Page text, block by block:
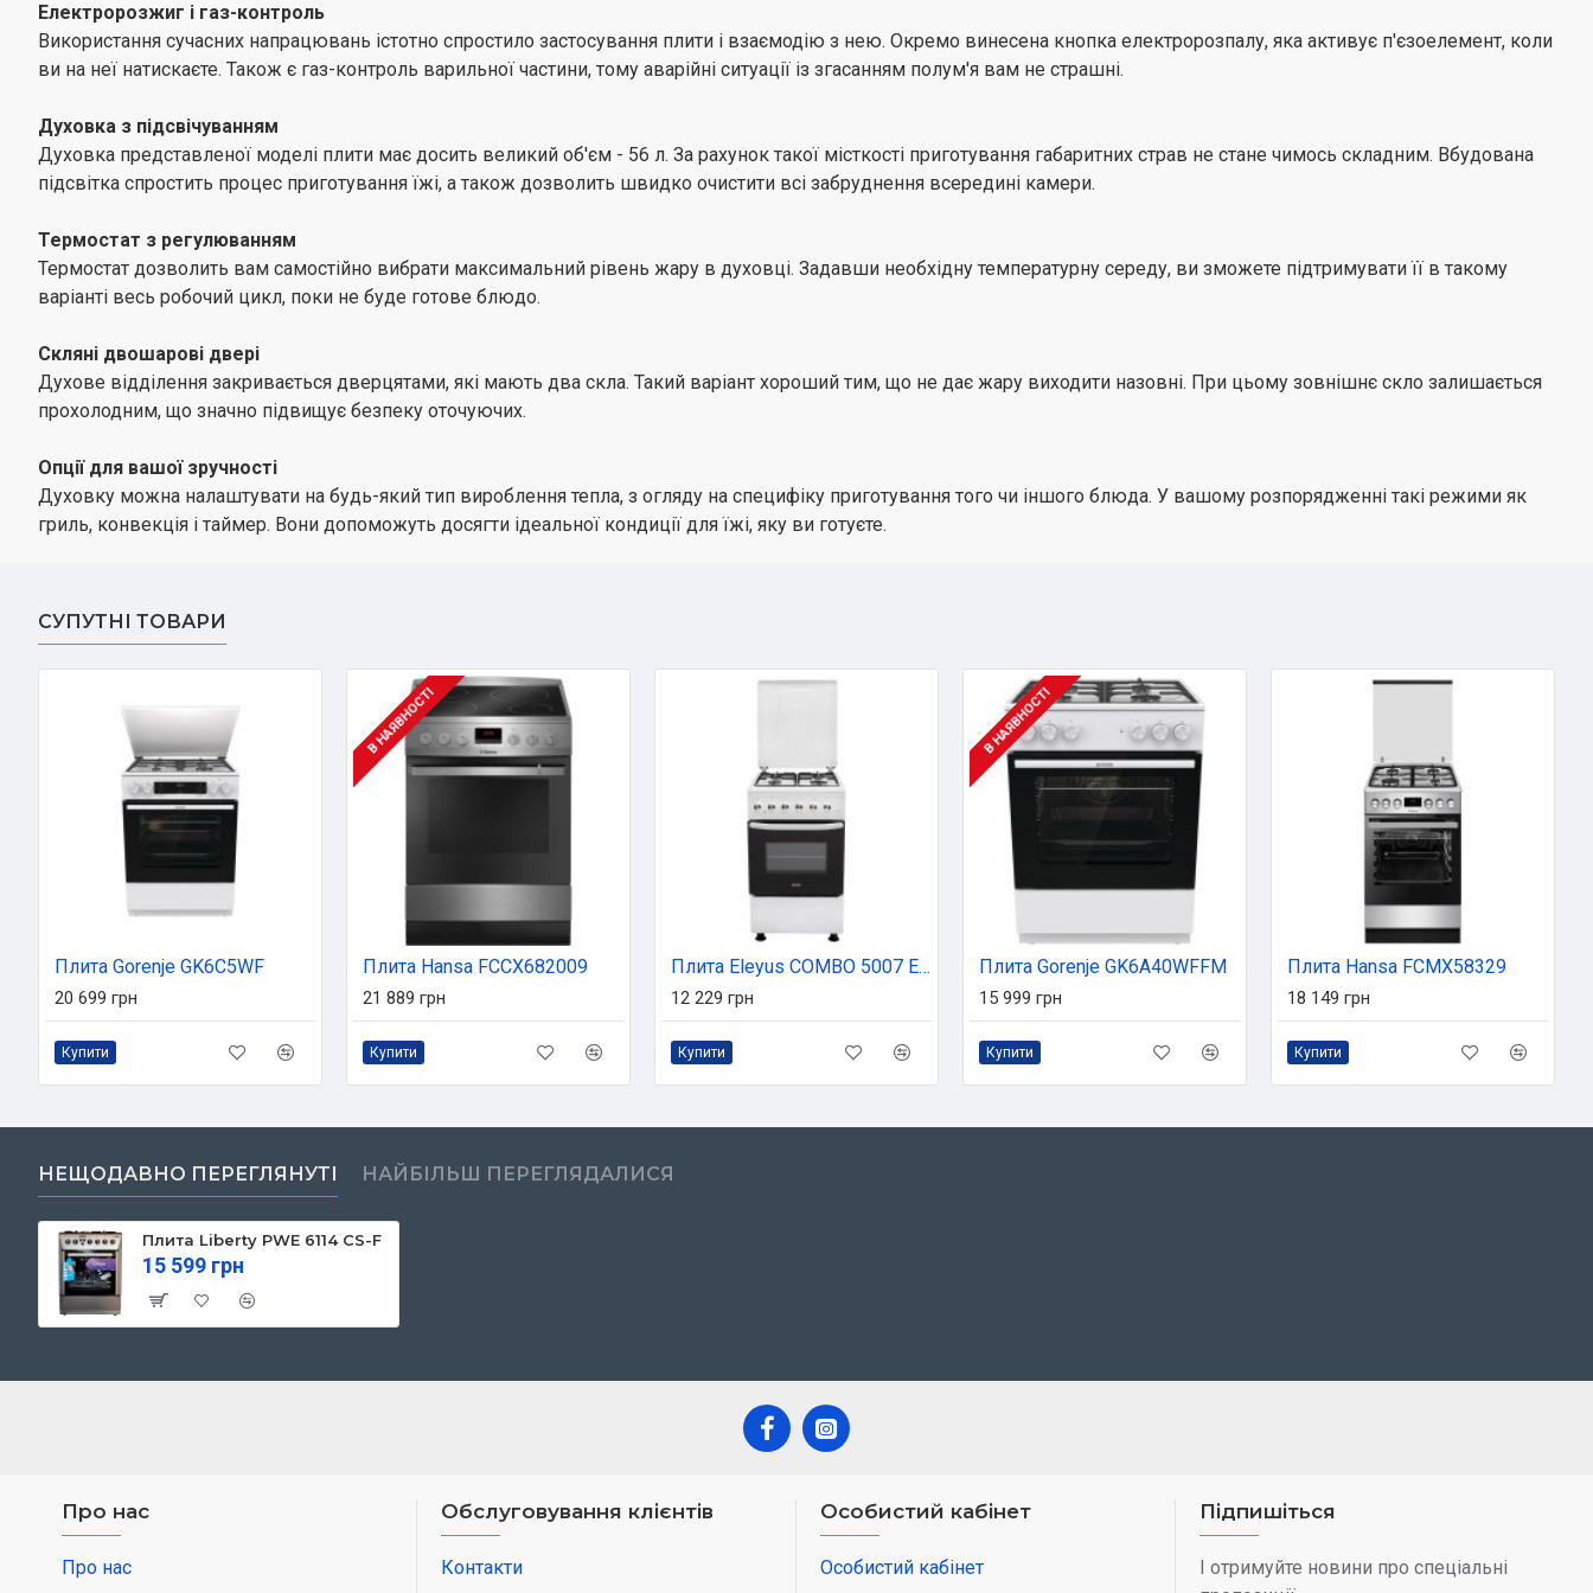
Електророзжиг і газ-контроль
Використання сучасних напрацювань істотно спростило застосування плити і взаємодію з нею. Окремо винесена кнопка електророзпалу, яка активує п'єзоелемент, коли
ви на неї натискаєте. Також є газ-контроль варильної частини, тому аварійні ситуації із згасанням полум'я вам не страшні.
Духовка з підсвічуванням
Духовка представленої моделі плити має досить великий об'єм - 56 л. За рахунок такої місткості приготування габаритних страв не стане чимось складним. Вбудована
підсвітка спростить процес приготування їжі, а також дозволить швидко очистити всі забруднення всередині камери.
Термостат з регулюванням
Термостат дозволить вам самостійно вибрати максимальний рівень жару в духовці. Задавши необхідну температурну середу, ви зможете підтримувати її в такому
варіанті весь робочий цикл, поки не буде готове блюдо.
Скляні двошарові двері
Духове відділення закривається дверцятами, які мають два скла. Такий варіант хороший тим, що не дає жару виходити назовні. При цьому зовнішнє скло залишається
прохолодним, що значно підвищує безпеку оточуючих.
Опції для вашої зручності
Духовку можна налаштувати на будь-який тип вироблення тепла, з огляду на специфіку приготування того чи іншого блюда. У вашому розпорядженні такі режими як
гриль, конвекція і таймер. Вони допоможуть досягти ідеальної кондиції для їжі, яку ви готуєте.
СУПУТНІ ТОВАРИ
Плита Gorenje GK6C5WF
20 699 грн
Купити
В НАЯВНОСТІ
Плита Hansa FCCX682009
21 889 грн
Купити
Плита Eleyus COMBO 5007 EF WH
12 229 грн
Купити
В НАЯВНОСТІ
Плита Gorenje GK6A40WFFM
15 999 грн
Купити
Плита Hansa FCMX58329
18 149 грн
Купити
НЕЩОДАВНО ПЕРЕГЛЯНУТІ НАЙБІЛЬШ ПЕРЕГЛЯДАЛИСЯ
Плита Liberty PWE 6114 CS-F
15 599 грн
Про нас
Про нас
Обслуговування клієнтів
Контакти
Особистий кабінет
Особистий кабінет
Підпишіться
І отримуйте новини про спеціальні